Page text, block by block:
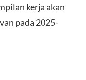
kerja akan
pada 2025-